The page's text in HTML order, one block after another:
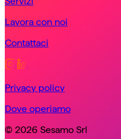
Lavora con noi
Contattaci
Privacy policy
Dove operiamo
© 2026 Sesamo Srl